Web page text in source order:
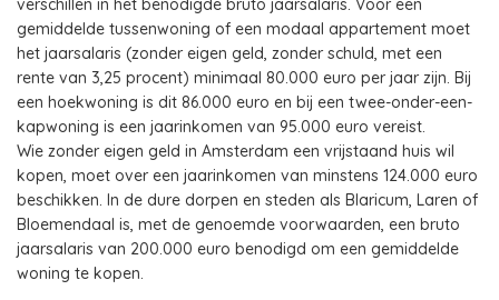
verschillen in het benodigde bruto jaarsalaris. Voor een
gemiddelde tussenwoning of een modaal appartement moet
het jaarsalaris (zonder eigen geld, zonder schuld, met een
rente van 3,25 procent) minimaal 80.000 euro per jaar zijn. Bij
een hoekwoning is dit 86.000 euro en bij een twee-onder-een-
kapwoning is een jaarinkomen van 95.000 euro vereist.
Wie zonder eigen geld in Amsterdam een vrijstaand huis wil
kopen, moet over een jaarinkomen van minstens 124.000 euro
beschikken. In de dure dorpen en steden als Blaricum, Laren of
Bloemendaal is, met de genoemde voorwaarden, een bruto
jaarsalaris van 200.000 euro benodigd om een gemiddelde
woning te kopen.